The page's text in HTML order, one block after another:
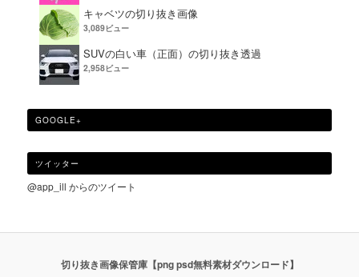
キャベツの切り抜き画像
3,089ビュー
SUVの白い車（正面）の切り抜き透過
2,958ビュー
GOOGLE+
ツイッター
@app_ill からのツイート
切り抜き画像保管庫【png psd無料素材ダウンロード】